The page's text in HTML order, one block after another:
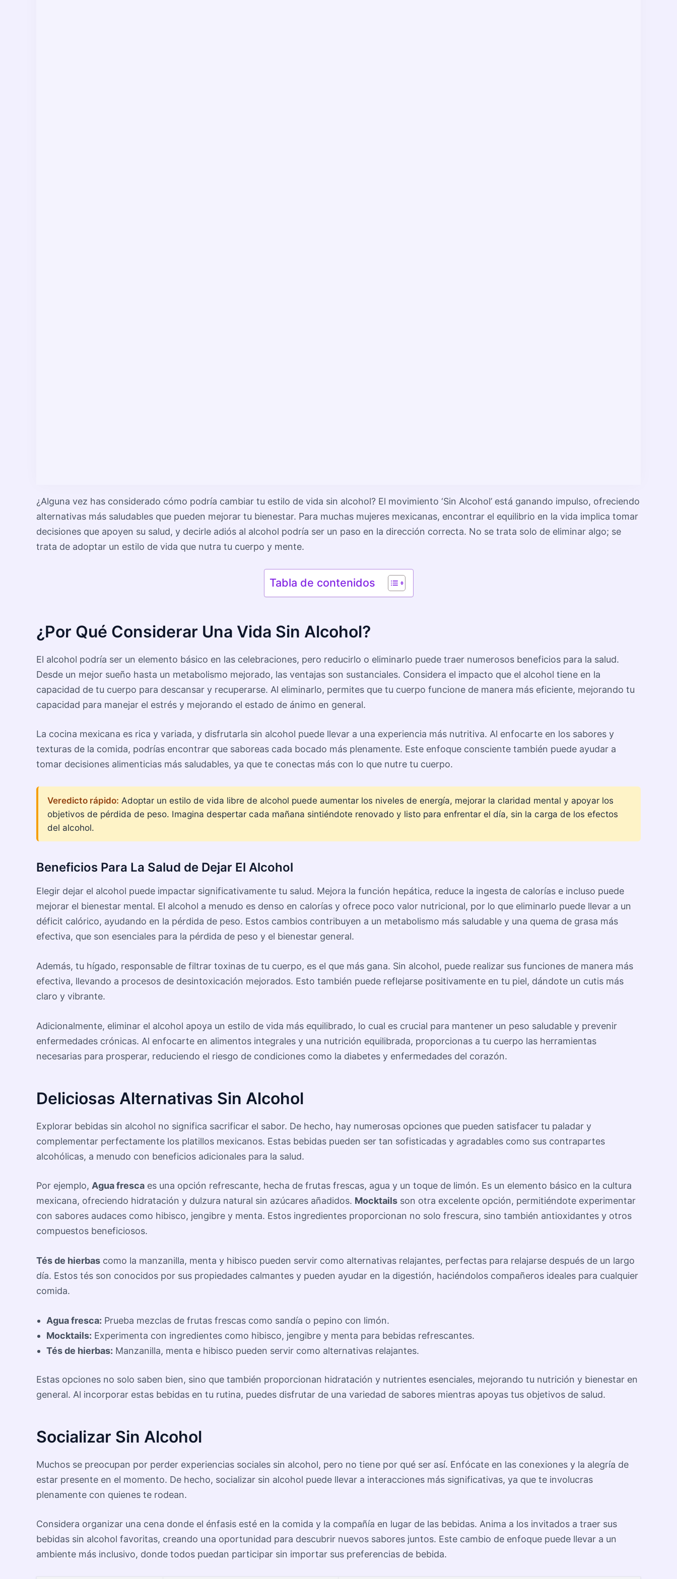
¿Alguna vez has considerado cómo podría cambiar tu estilo de vida sin alcohol? El movimiento ‘Sin Alcohol’ está ganando impulso, ofreciendo
alternativas más saludables que pueden mejorar tu bienestar. Para muchas mujeres mexicanas, encontrar el equilibrio en la vida implica tomar
decisiones que apoyen su salud, y decirle adiós al alcohol podría ser un paso en la dirección correcta. No se trata solo de eliminar algo; se
trata de adoptar un estilo de vida que nutra tu cuerpo y mente.
Tabla de contenidos
¿Por Qué Considerar Una Vida Sin Alcohol?
El alcohol podría ser un elemento básico en las celebraciones, pero reducirlo o eliminarlo puede traer numerosos beneficios para la salud.
Desde un mejor sueño hasta un metabolismo mejorado, las ventajas son sustanciales. Considera el impacto que el alcohol tiene en la
capacidad de tu cuerpo para descansar y recuperarse. Al eliminarlo, permites que tu cuerpo funcione de manera más eficiente, mejorando tu
capacidad para manejar el estrés y mejorando el estado de ánimo en general.
La cocina mexicana es rica y variada, y disfrutarla sin alcohol puede llevar a una experiencia más nutritiva. Al enfocarte en los sabores y
texturas de la comida, podrías encontrar que saboreas cada bocado más plenamente. Este enfoque consciente también puede ayudar a
tomar decisiones alimenticias más saludables, ya que te conectas más con lo que nutre tu cuerpo.
Veredicto rápido: Adoptar un estilo de vida libre de alcohol puede aumentar los niveles de energía, mejorar la claridad mental y apoyar los
objetivos de pérdida de peso. Imagina despertar cada mañana sintiéndote renovado y listo para enfrentar el día, sin la carga de los efectos
del alcohol.
Beneficios Para La Salud de Dejar El Alcohol
Elegir dejar el alcohol puede impactar significativamente tu salud. Mejora la función hepática, reduce la ingesta de calorías e incluso puede
mejorar el bienestar mental. El alcohol a menudo es denso en calorías y ofrece poco valor nutricional, por lo que eliminarlo puede llevar a un
déficit calórico, ayudando en la pérdida de peso. Estos cambios contribuyen a un metabolismo más saludable y una quema de grasa más
efectiva, que son esenciales para la pérdida de peso y el bienestar general.
Además, tu hígado, responsable de filtrar toxinas de tu cuerpo, es el que más gana. Sin alcohol, puede realizar sus funciones de manera más
efectiva, llevando a procesos de desintoxicación mejorados. Esto también puede reflejarse positivamente en tu piel, dándote un cutis más
claro y vibrante.
Adicionalmente, eliminar el alcohol apoya un estilo de vida más equilibrado, lo cual es crucial para mantener un peso saludable y prevenir
enfermedades crónicas. Al enfocarte en alimentos integrales y una nutrición equilibrada, proporcionas a tu cuerpo las herramientas
necesarias para prosperar, reduciendo el riesgo de condiciones como la diabetes y enfermedades del corazón.
Deliciosas Alternativas Sin Alcohol
Explorar bebidas sin alcohol no significa sacrificar el sabor. De hecho, hay numerosas opciones que pueden satisfacer tu paladar y
complementar perfectamente los platillos mexicanos. Estas bebidas pueden ser tan sofisticadas y agradables como sus contrapartes
alcohólicas, a menudo con beneficios adicionales para la salud.
Por ejemplo, Agua fresca es una opción refrescante, hecha de frutas frescas, agua y un toque de limón. Es un elemento básico en la cultura
mexicana, ofreciendo hidratación y dulzura natural sin azúcares añadidos. Mocktails son otra excelente opción, permitiéndote experimentar
con sabores audaces como hibisco, jengibre y menta. Estos ingredientes proporcionan no solo frescura, sino también antioxidantes y otros
compuestos beneficiosos.
Tés de hierbas como la manzanilla, menta y hibisco pueden servir como alternativas relajantes, perfectas para relajarse después de un largo
día. Estos tés son conocidos por sus propiedades calmantes y pueden ayudar en la digestión, haciéndolos compañeros ideales para cualquier
comida.
Agua fresca: Prueba mezclas de frutas frescas como sandía o pepino con limón.
Mocktails: Experimenta con ingredientes como hibisco, jengibre y menta para bebidas refrescantes.
Tés de hierbas: Manzanilla, menta e hibisco pueden servir como alternativas relajantes.
Estas opciones no solo saben bien, sino que también proporcionan hidratación y nutrientes esenciales, mejorando tu nutrición y bienestar en
general. Al incorporar estas bebidas en tu rutina, puedes disfrutar de una variedad de sabores mientras apoyas tus objetivos de salud.
Socializar Sin Alcohol
Muchos se preocupan por perder experiencias sociales sin alcohol, pero no tiene por qué ser así. Enfócate en las conexiones y la alegría de
estar presente en el momento. De hecho, socializar sin alcohol puede llevar a interacciones más significativas, ya que te involucras
plenamente con quienes te rodean.
Considera organizar una cena donde el énfasis esté en la comida y la compañía en lugar de las bebidas. Anima a los invitados a traer sus
bebidas sin alcohol favoritas, creando una oportunidad para descubrir nuevos sabores juntos. Este cambio de enfoque puede llevar a un
ambiente más inclusivo, donde todos puedan participar sin importar sus preferencias de bebida.